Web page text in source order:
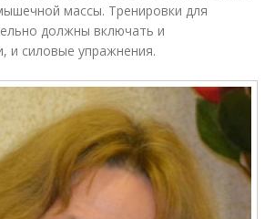
массы. Тренировки для
должны включать и
и силовые упражнения.